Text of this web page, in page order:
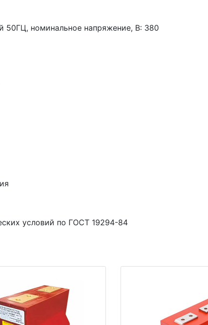
50ГЦ, номинальное напряжение, В: 380
условий по ГОСТ 19294-84